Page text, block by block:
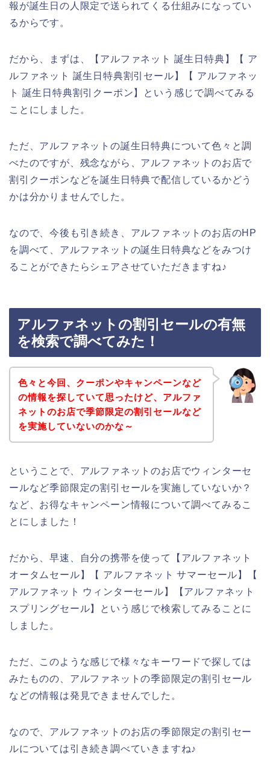
報が誕生日の人限定で送られてくる仕組みになってい
るからです。
だから、まずは、【アルファネット 誕生日特典】【 ア
ルファネット 誕生日特典割引セール】【 アルファネッ
ト 誕生日特典割引クーポン】という感じで調べてみる
ことにしました。
ただ、アルファネットの誕生日特典について色々と調
べたのですが、残念ながら、アルファネットのお店で
割引クーポンなどを誕生日特典で配信しているかどう
かは分かりませんでした。
なので、今後も引き続き、アルファネットのお店のHP
を調べて、アルファネットの誕生日特典などをみつけ
ることができたらシェアさせていただきますね♪
アルファネットの割引セールの有無
を検索で調べてみた！
色々と今回、クーポンやキャンペーンなど
の情報を探していて思ったけど、アルファ
ネットのお店で季節限定の割引セールなど
を実施していないのかな～
ということで、アルファネットのお店でウィンターセ
ールなど季節限定の割引セールを実施していないか？
など、お得なキャンペーン情報について調べてみるこ
とにしました！
だから、早速、自分の携帯を使って【アルファネット
オータムセール】【 アルファネット サマーセール】【
アルファネット ウィンターセール】【アルファネット
スプリングセール】という感じで検索してみることに
しました。
ただ、このような感じで様々なキーワードで探しては
みたものの、アルファネットの季節限定の割引セール
などの情報は発見できませんでした。
なので、アルファネットのお店の季節限定の割引セー
ルについては引き続き調べていきますね♪